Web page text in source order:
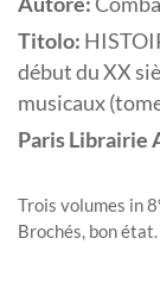
Titolo:
début du XX
musicaux
ParisLibrairie
Trois volumes in
Brochés, bon état.